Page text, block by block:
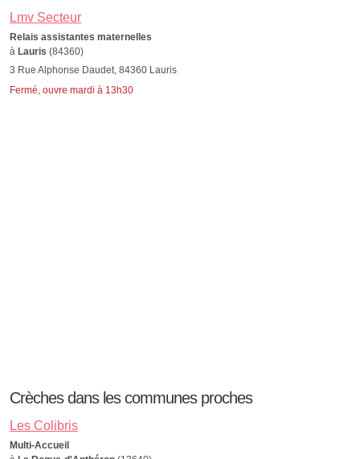
Lmv Secteur
Relais assistantes maternelles
à Lauris (84360)
3 Rue Alphonse Daudet, 84360 Lauris
Fermé, ouvre mardi à 13h30
Crèches dans les communes proches
Les Colibris
Multi-Accueil